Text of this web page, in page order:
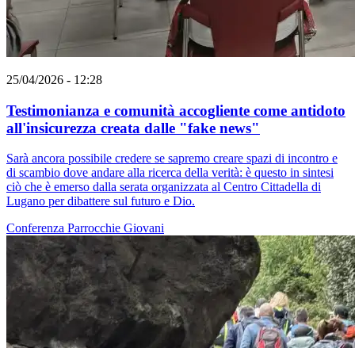
25/04/2026 - 12:28
Testimonianza e comunità accogliente come antidoto
all'insicurezza creata dalle "fake news"
Sarà ancora possibile credere se sapremo creare spazi di incontro e
di scambio dove andare alla ricerca della verità: è questo in sintesi
ciò che è emerso dalla serata organizzata al Centro Cittadella di
Lugano per dibattere sul futuro e Dio.
Conferenza Parrocchie Giovani